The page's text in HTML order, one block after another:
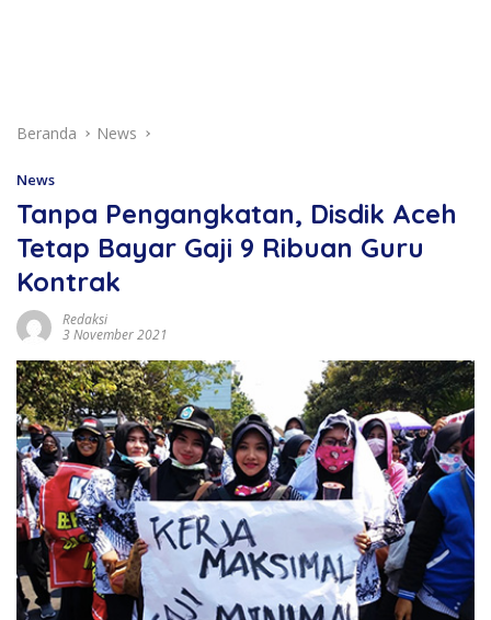
Beranda News
News
Tanpa Pengangkatan, Disdik Aceh
Tetap Bayar Gaji 9 Ribuan Guru
Kontrak
Redaksi
3 November 2021